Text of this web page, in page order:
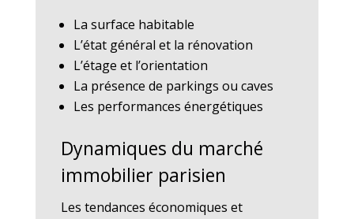
La surface habitable
L’état général et la rénovation
L’étage et l’orientation
La présence de parkings ou caves
Les performances énergétiques
Dynamiques du marché
immobilier parisien
Les tendances économiques et